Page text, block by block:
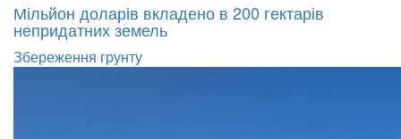
Мільйон доларів вкладено в 200 гектарів
непридатних земель
Збереження грунту